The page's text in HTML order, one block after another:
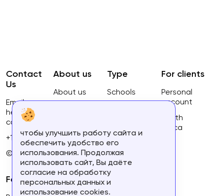
About us
About us
Terms of
use
Type
Schools
For clients
Personal
account
South
Africa
For partners
Contact
Us
Email:
hello@ca-
courses.com
+16134168460
© 2023.
чтобы улучшить работу сайта и
обеспечить удобство его
использования. Продолжая
использовать сайт, Вы даёте
согласие на обработку
персональных данных и
использование cookies.